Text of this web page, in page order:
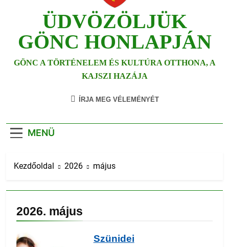
ÜDVÖZÖLJÜK
GÖNC HONLAPJÁN
GÖNC A TÖRTÉNELEM ÉS KULTÚRA OTTHONA, A
KAJSZI HAZÁJA
ÍRJA MEG VÉLEMÉNYÉT
MENÜ
Kezdőoldal 2026 május
2026. május
Szünidei